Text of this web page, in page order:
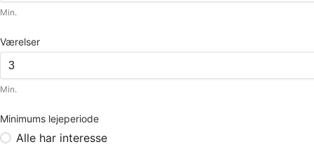
Min.
Værelser
Min.
Minimums lejeperiode
Alle har interesse